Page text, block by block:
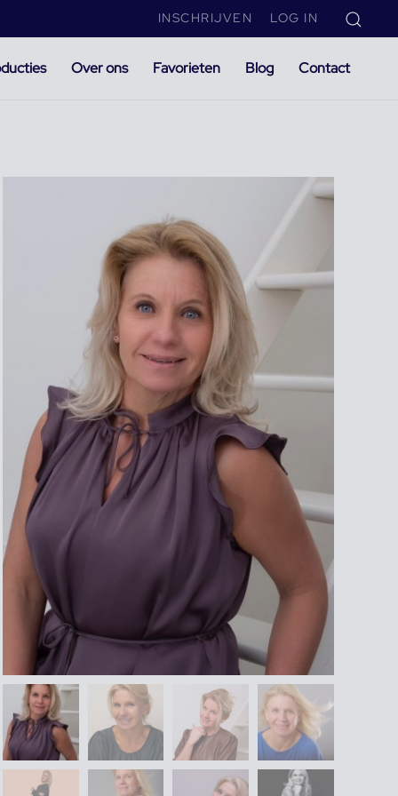
INSCHRIJVEN LOG IN
Over ons Favorieten Blog Contact